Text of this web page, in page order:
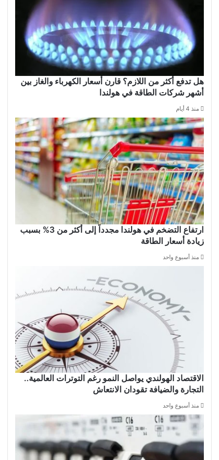
هل تدفع أكثر من اللازم؟ قارن أسعار الكهرباء والغاز بين
أشهر شركات الطاقة في هولندا
منذ 4 أيام
ارتفاع التضخم في هولندا مجدداً إلى أكثر من 3% بسبب
زيادة أسعار الطاقة
منذ أسبوع واحد
الاقتصاد الهولندي يواصل النمو رغم التوترات العالمية..
التجارة والضيافة تقودان الانتعاش
منذ أسبوع واحد